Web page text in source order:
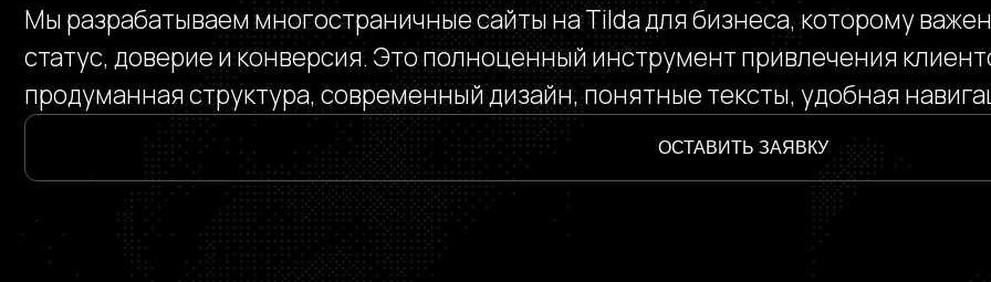
статус, доверие и конверсия. Это полноценный инструмент привлечения клиентов:
продуманная структура, современный дизайн, понятные тексты, удобная навигация.
ОСТАВИТЬ ЗАЯВКУ